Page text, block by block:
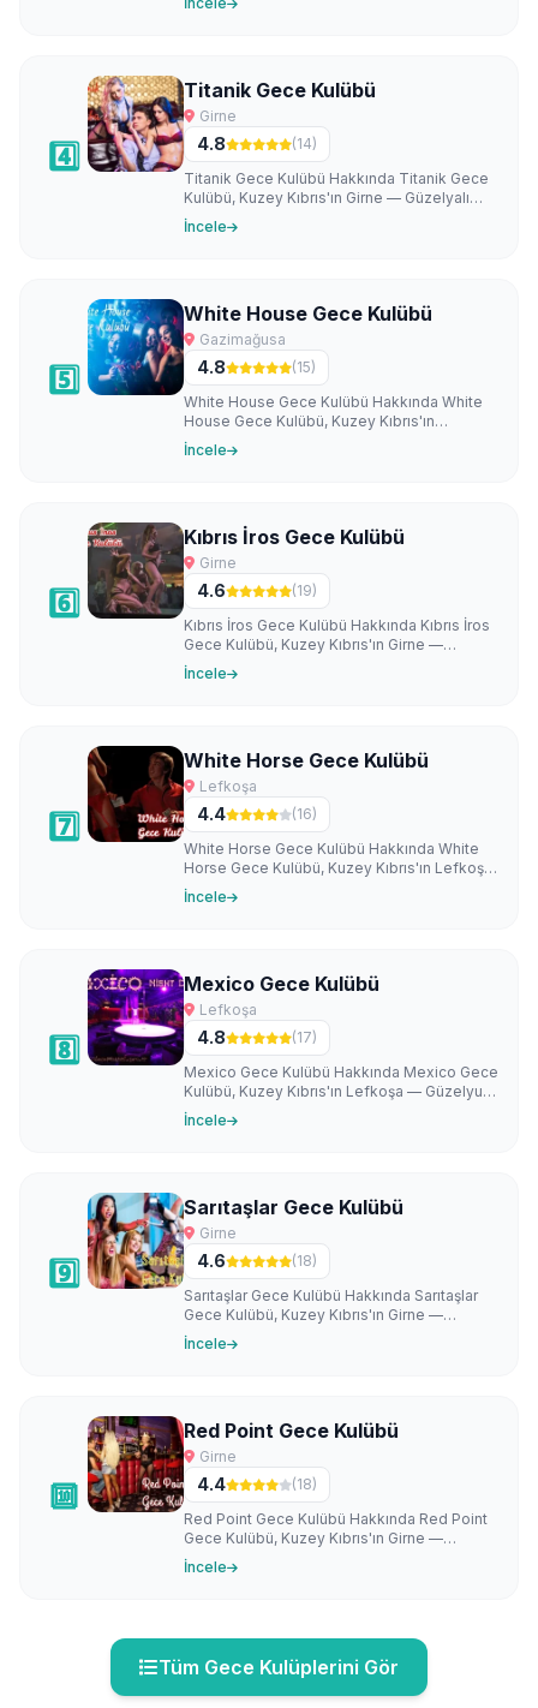
4️⃣
Titanik Gece Kulübü
Girne
4.8
(14)
Titanik Gece Kulübü Hakkında Titanik Gece
Kulübü, Kuzey Kıbrıs'ın Girne — Güzelyalı
bölgesinde faaliyet gösteren köklü b…
İncele
5️⃣
White House Gece Kulübü
Gazimağusa
4.8
(15)
White House Gece Kulübü Hakkında White
House Gece Kulübü, Kuzey Kıbrıs'ın
Gazimağusa — Mutluyaka bölgesinde
faaliyet gös…
İncele
6️⃣
Kıbrıs İros Gece Kulübü
Girne
4.6
(19)
Kıbrıs İros Gece Kulübü Hakkında Kıbrıs İros
Gece Kulübü, Kuzey Kıbrıs'ın Girne —
Yeşilyurt bölgesinde faaliyet gösteren…
İncele
7️⃣
White Horse Gece Kulübü
Lefkoşa
4.4
(16)
White Horse Gece Kulübü Hakkında White
Horse Gece Kulübü, Kuzey Kıbrıs'ın Lefkoşa
— Alayköy bölgesinde faaliyet gösteren…
İncele
8️⃣
Mexico Gece Kulübü
Lefkoşa
4.8
(17)
Mexico Gece Kulübü Hakkında Mexico Gece
Kulübü, Kuzey Kıbrıs'ın Lefkoşa — Güzelyurt
- Lefkoşa Yolu, Alayköy bölgesinde …
İncele
9️⃣
Sarıtaşlar Gece Kulübü
Girne
4.6
(18)
Sarıtaşlar Gece Kulübü Hakkında Sarıtaşlar
Gece Kulübü, Kuzey Kıbrıs'ın Girne —
Güzelyalı bölgesinde faaliyet gösteren k…
İncele
🔟
Red Point Gece Kulübü
Girne
4.4
(18)
Red Point Gece Kulübü Hakkında Red Point
Gece Kulübü, Kuzey Kıbrıs'ın Girne —
Güzelyalı bölgesinde faaliyet gösteren
kök…
İncele
Tüm Gece Kulüplerini Gör